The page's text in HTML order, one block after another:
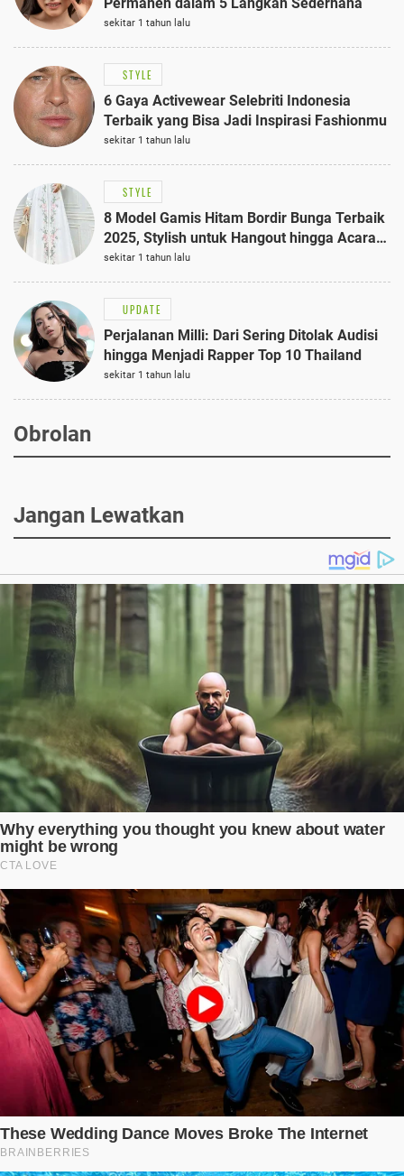
Permanen dalam 5 Langkah Sederhana
sekitar 1 tahun lalu
STYLE
6 Gaya Activewear Selebriti Indonesia
Terbaik yang Bisa Jadi Inspirasi Fashionmu
sekitar 1 tahun lalu
STYLE
8 Model Gamis Hitam Bordir Bunga Terbaik
2025, Stylish untuk Hangout hingga Acara
Semi-Formal
sekitar 1 tahun lalu
UPDATE
Perjalanan Milli: Dari Sering Ditolak Audisi
hingga Menjadi Rapper Top 10 Thailand
sekitar 1 tahun lalu
Obrolan
Jangan Lewatkan